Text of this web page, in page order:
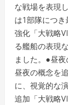
な戦場を表現
は1部隊につ
強化「大戦略
る艦船の表現
ました。●昼夜
昼夜の概念を
に、視覚的な
追加「大戦略